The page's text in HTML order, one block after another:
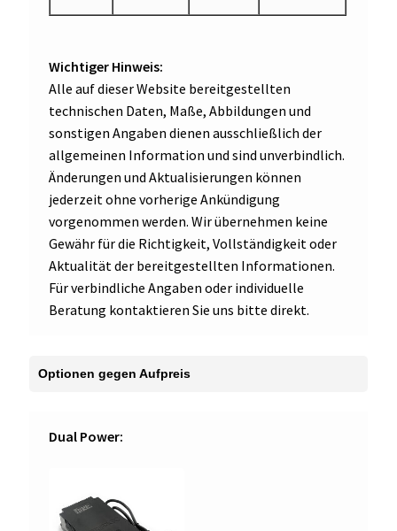
Wichtiger Hinweis:
Alle auf dieser Website bereitgestellten
technischen Daten, Maße, Abbildungen und
sonstigen Angaben dienen ausschließlich der
allgemeinen Information und sind unverbindlich.
Änderungen und Aktualisierungen können
jederzeit ohne vorherige Ankündigung
vorgenommen werden. Wir übernehmen keine
Gewähr für die Richtigkeit, Vollständigkeit oder
Aktualität der bereitgestellten Informationen.
Für verbindliche Angaben oder individuelle
Beratung kontaktieren Sie uns bitte direkt.
Optionen gegen Aufpreis
Dual Power: